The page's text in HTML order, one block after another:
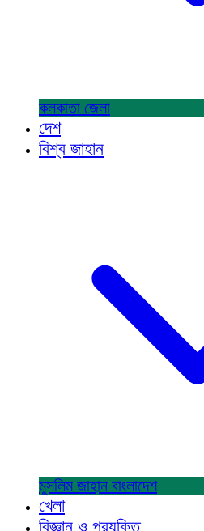
কলকাতা জেলা
দেশ
বিশ্ব জাহান
মুসলিম জাহান বাংলাদেশ
খেলা
বিজ্ঞান ও প্রযুক্তি